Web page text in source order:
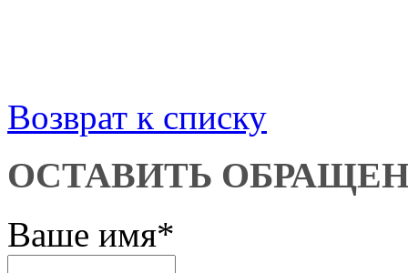
Возврат к списку
ОСТАВИТЬ
Ваше имя*